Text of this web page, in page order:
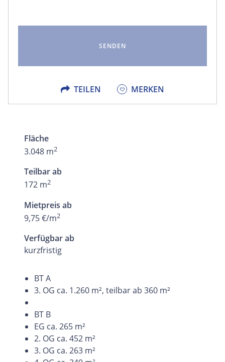
TEILEN
X
MERKEN
Fläche
3.048 m2
Teilbar ab
172 m2
Mietpreis ab
9,75 €/m2
Verfügbar ab
kurzfristig
BT A
3. OG ca. 1.260 m², teilbar ab 360 m²
BT B
EG ca. 265 m²
2. OG ca. 452 m²
3. OG ca. 263 m²